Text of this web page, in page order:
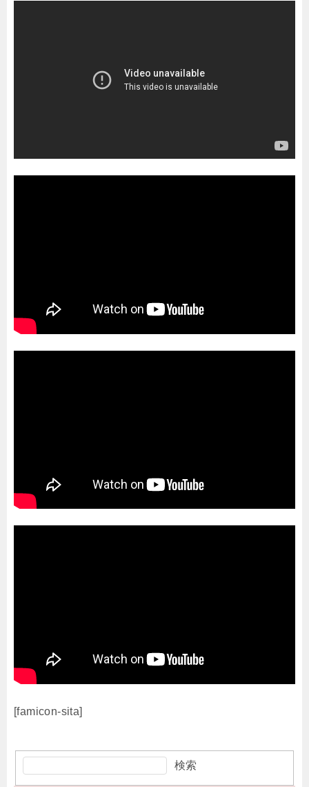
[famicon-sita]
検索